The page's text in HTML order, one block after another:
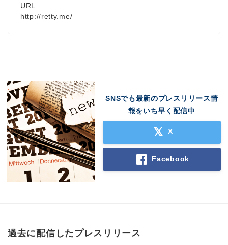
URL
http://retty.me/
SNSでも最新のプレスリリース情
報をいち早く配信中
X
Facebook
過去に配信したプレスリリース